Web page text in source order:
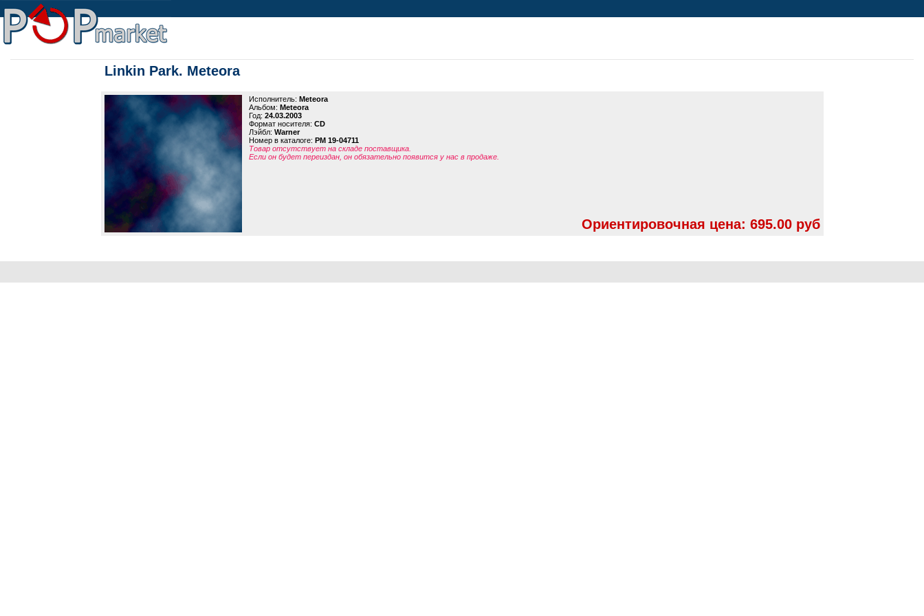
Linkin Park. Meteora
Исполнитель: Meteora
Альбом: Meteora
Год: 24.03.2003
Формат носителя: CD
Лэйбл: Warner
Номер в каталоге: PM 19-04711
Товар отсутствует на складе поставщика.
Если он будет переиздан, он обязательно появится у нас в продаже.
Ориентировочная цена: 695.00 руб